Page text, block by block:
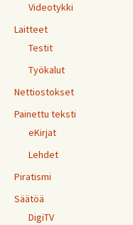
Videotykki
Laitteet
Testit
Työkalut
Nettiostokset
Painettu teksti
eKirjat
Lehdet
Piratismi
Säätöä
DigiTV